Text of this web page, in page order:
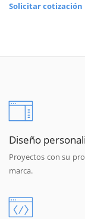
Solicitar cotización
Diseño
Proyectos con su
marca.